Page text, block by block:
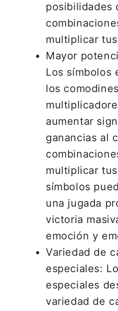
posibilidades
multiplicar
Mayor
Los símbolos
los
aumentar
ganancias al
multiplicar
símbolos
una jugada
victoria
emoción y
Variedad de
especiales:
especiales
variedad de